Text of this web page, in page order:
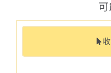
可